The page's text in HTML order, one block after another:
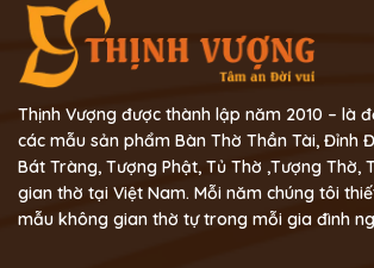
Thịnh Vượng được thành lập năm 2010 – là
các mẫu sản phẩm Bàn Thờ Thần Tài, Đỉnh
Bát Tràng, Tượng Phật, Tủ Thờ ,Tượng Thờ,
gian thờ tại Việt Nam. Mỗi năm chúng tôi
mẫu không gian thờ tự trong mỗi gia đình